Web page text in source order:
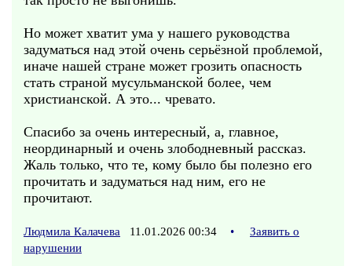
Но может хватит ума у нашего руководства
задуматься над этой очень серьёзной проблемой,
иначе нашей стране может грозить опасность
стать страной мусульманской более, чем
христианской. А это... чревато.
Спасибо за очень интересный, а, главное,
неординарный и очень злободневный рассказ.
Жаль только, что те, кому было бы полезно его
прочитать и задуматься над ним, его не
прочитают.
Людмила Калачева 11.01.2026 00:34 •
Заявить о
нарушении